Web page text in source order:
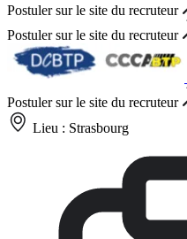
Postuler sur le site du recruteur
Postuler sur le site du recruteur
Postuler sur le site du recruteur
Lieu : Strasbourg